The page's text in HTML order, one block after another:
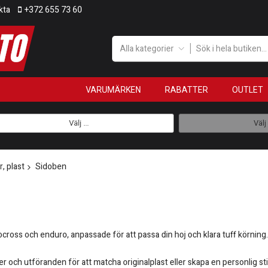
+372 655 73 60
Alla kategorier
VARUMÄRKEN RABATTER OUTLET
Välj ... Välj
plast Sidoben
och enduro, anpassade för att passa din hoj och klara tuff
och utföranden för att matcha originalplast eller skapa en personlig